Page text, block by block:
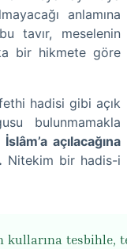
anlamına
tavır, meselenin
bir hikmete göre
hadisi gibi açık
bulunmamakla
açılacağına
Nitekim bir hadis-i
kullarına tesbihle,